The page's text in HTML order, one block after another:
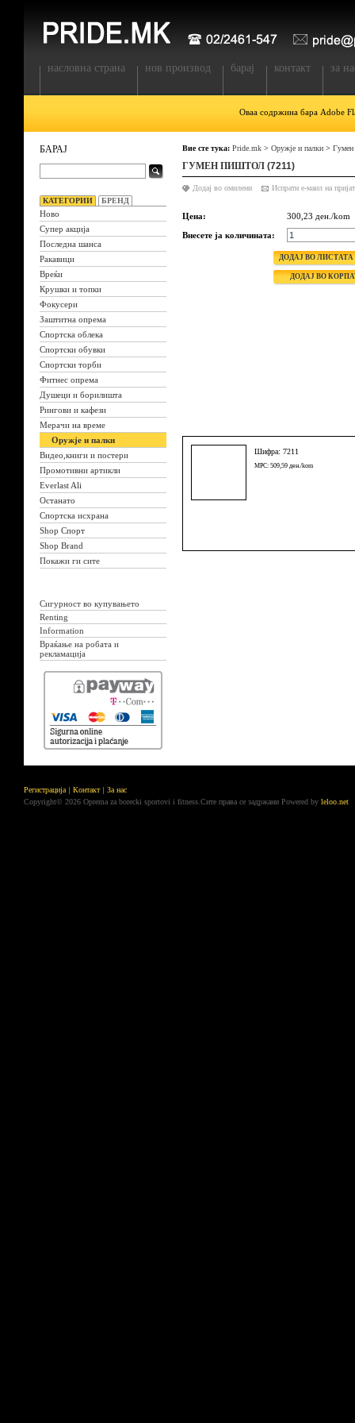
насловна страна нов производ барај контакт за
Оваа содржина бара Adobe
БАРАЈ
КАТЕГОРИИ БРЕНД
Ново
Супер акција
Последна шанса
Ракавици
Вреќи
Крушки и топки
Фокусери
Заштитна опрема
Спортска облека
Спортски обувки
Спортски торби
Фитнес опрема
Душеци и борилишта
Рингови и кафези
Мерачи на време
Оружје и палки
Видео,книги и постери
Промотивни артикли
Everlast Ali
Останато
Спортска исхрана
Shop Спорт
Shop Brand
Покажи ги сите
Сигурност во купувањето
Renting
Information
Враќање на робата и
рекламација
Вие сте тука: Pride.mk > Оружје и палки >
ГУМЕН ПИШТОЛ (7211)
Додај во омилени
Цена:
300,23 ден./kom
Внесете ја количината:
Шифра: 7211
MPC: 509,59 ден./kom
Регистрација Контакт
За нас
Copyright© 2026 Oprema za borecki sportovi i fitness.Сите права се задржани Powered by leloo.net